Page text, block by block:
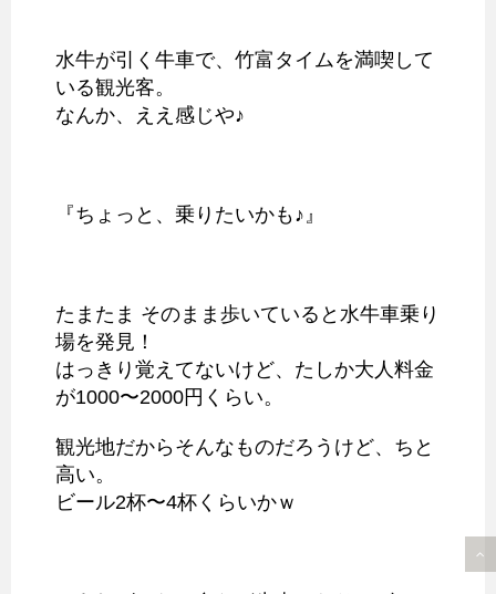
水牛が引く牛車で、竹富タイムを満喫して
いる観光客。
なんか、ええ感じや♪
『ちょっと、乗りたいかも♪』
たまたま そのまま歩いていると水牛車乗り
場を発見！
はっきり覚えてないけど、たしか大人料金
が1000〜2000円くらい。
観光地だからそんなものだろうけど、ちと
高い。
ビール2杯〜4杯くらいかｗ